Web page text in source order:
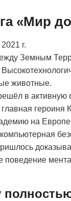
«Мир
г.
Земным
животные.
в
на
поведение